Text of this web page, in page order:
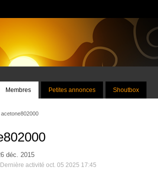
Membres Petites annonces Shoutbox
déc. 2015
Dernière activité oct. 05 2025 17:45